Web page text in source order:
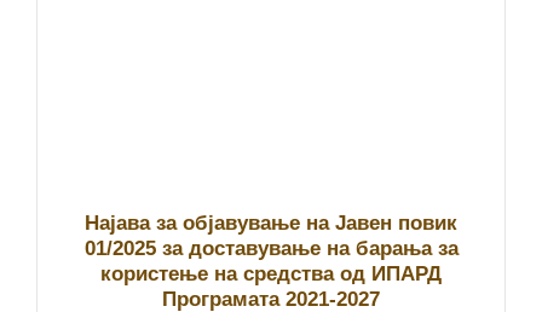
Најава за објавување на Јавен повик
01/2025 за доставување на барања за
користење на средства од ИПАРД
Програмата 2021-2027